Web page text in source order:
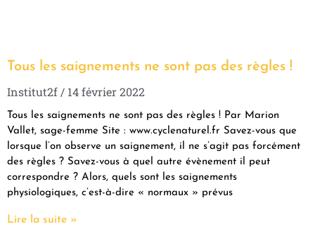
Tous les saignements ne sont pas des règles !
Institut2f 14 février 2022
Tous les saignements ne sont pas des règles ! Par Marion
Vallet, sage-femme Site : www.cyclenaturel.fr Savez-vous que
lorsque l’on observe un saignement, il ne s’agit pas forcément
des règles ? Savez-vous à quel autre évènement il peut
correspondre ? Alors, quels sont les saignements
physiologiques, c’est-à-dire « normaux » prévus
Lire la suite »